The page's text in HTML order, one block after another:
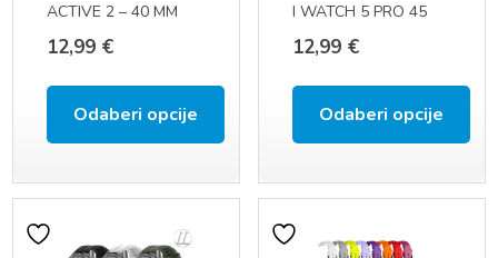
ACTIVE 2 – 40 MM
(SM-R830 / SM-R835)
ACTIVE 2 – 44 MM
(SM-R820 / SM-R825)
ACTIVE (SM-R500)
(20 MM)
12,99 €
Odaberi opcije
proizvod
ima
I WATCH 5 PRO 45
MM
12,99 €
Odaberi opcije
proizvod
ima